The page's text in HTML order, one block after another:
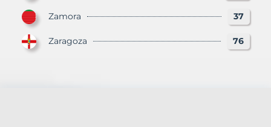
Zamora 37
Zaragoza 76